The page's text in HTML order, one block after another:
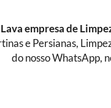
empresa de
e Persianas,
do nosso WhatsApp,